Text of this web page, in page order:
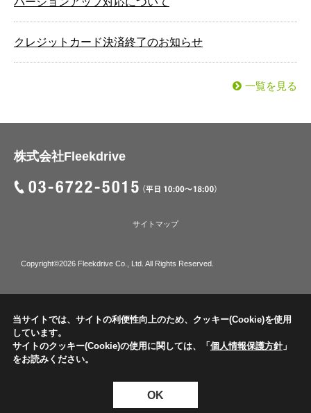
クレジットカード決済終了のお知らせ
一覧を見る
株式会社Fleekdrive
サイトマップ
Copyright©2026 Fleekdrive Co., Ltd. All Rights Reserved.
当サイトでは、サイトの利便性向上のため、クッキー(Cookie)を使用
しています。
サイトのクッキー(Cookie)の使用に関しては、「個人情報保護方針」
をお読みください。
OK